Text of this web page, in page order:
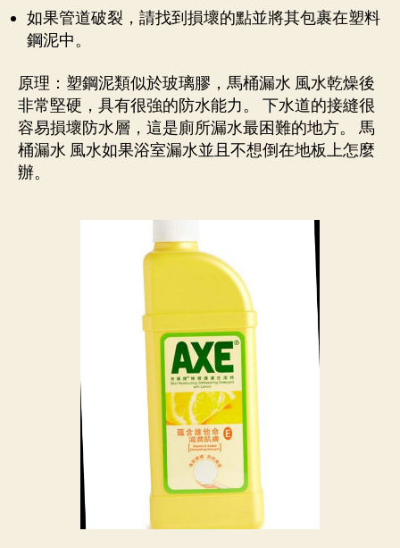
如果管道破裂，請找到損壞的點並將其包裹在塑料
鋼泥中。
原理：塑鋼泥類似於玻璃膠，馬桶漏水 風水乾燥後
非常堅硬，具有很強的防水能力。 下水道的接縫很
容易損壞防水層，這是廁所漏水最困難的地方。 馬
桶漏水 風水如果浴室漏水並且不想倒在地板上怎麼
辦。